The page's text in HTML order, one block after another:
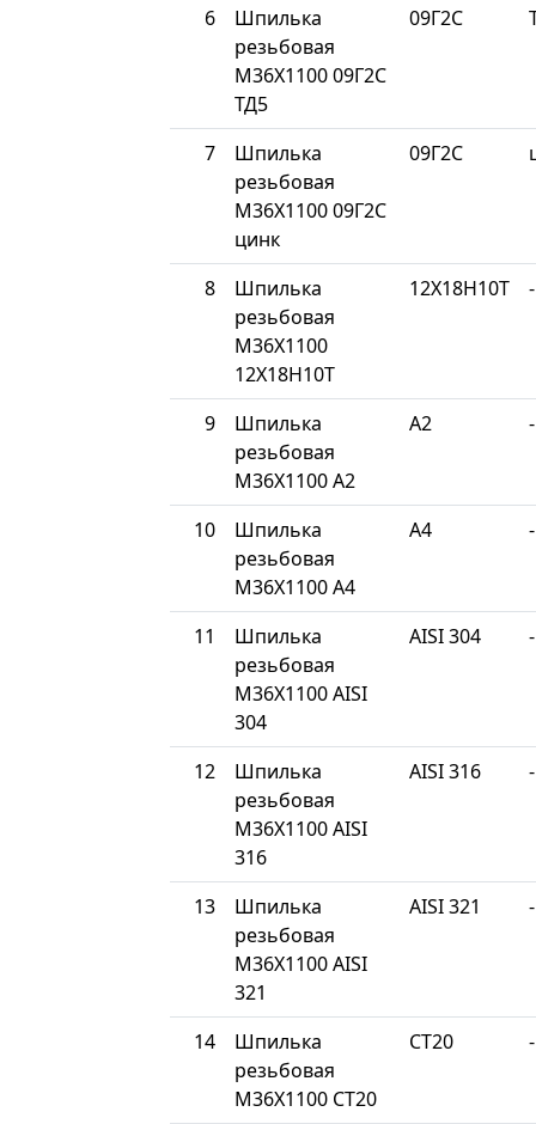
6
Шпилька
резьбовая
М36Х1100 09Г2С
ТД5
09Г2С
7
Шпилька
резьбовая
М36Х1100 09Г2С
цинк
09Г2С
8
Шпилька
резьбовая
М36Х1100
12Х18Н10Т
12Х18Н10Т -
9
Шпилька
резьбовая
М36Х1100 A2
A2 -
10
Шпилька
резьбовая
М36Х1100 A4
A4 -
11
Шпилька
резьбовая
М36Х1100 AISI
304
AISI 304 -
12
Шпилька
резьбовая
М36Х1100 AISI
316
AISI 316 -
13
Шпилька
резьбовая
М36Х1100 AISI
321
AISI 321 -
14
Шпилька
резьбовая
М36Х1100 СТ20
СТ20 -